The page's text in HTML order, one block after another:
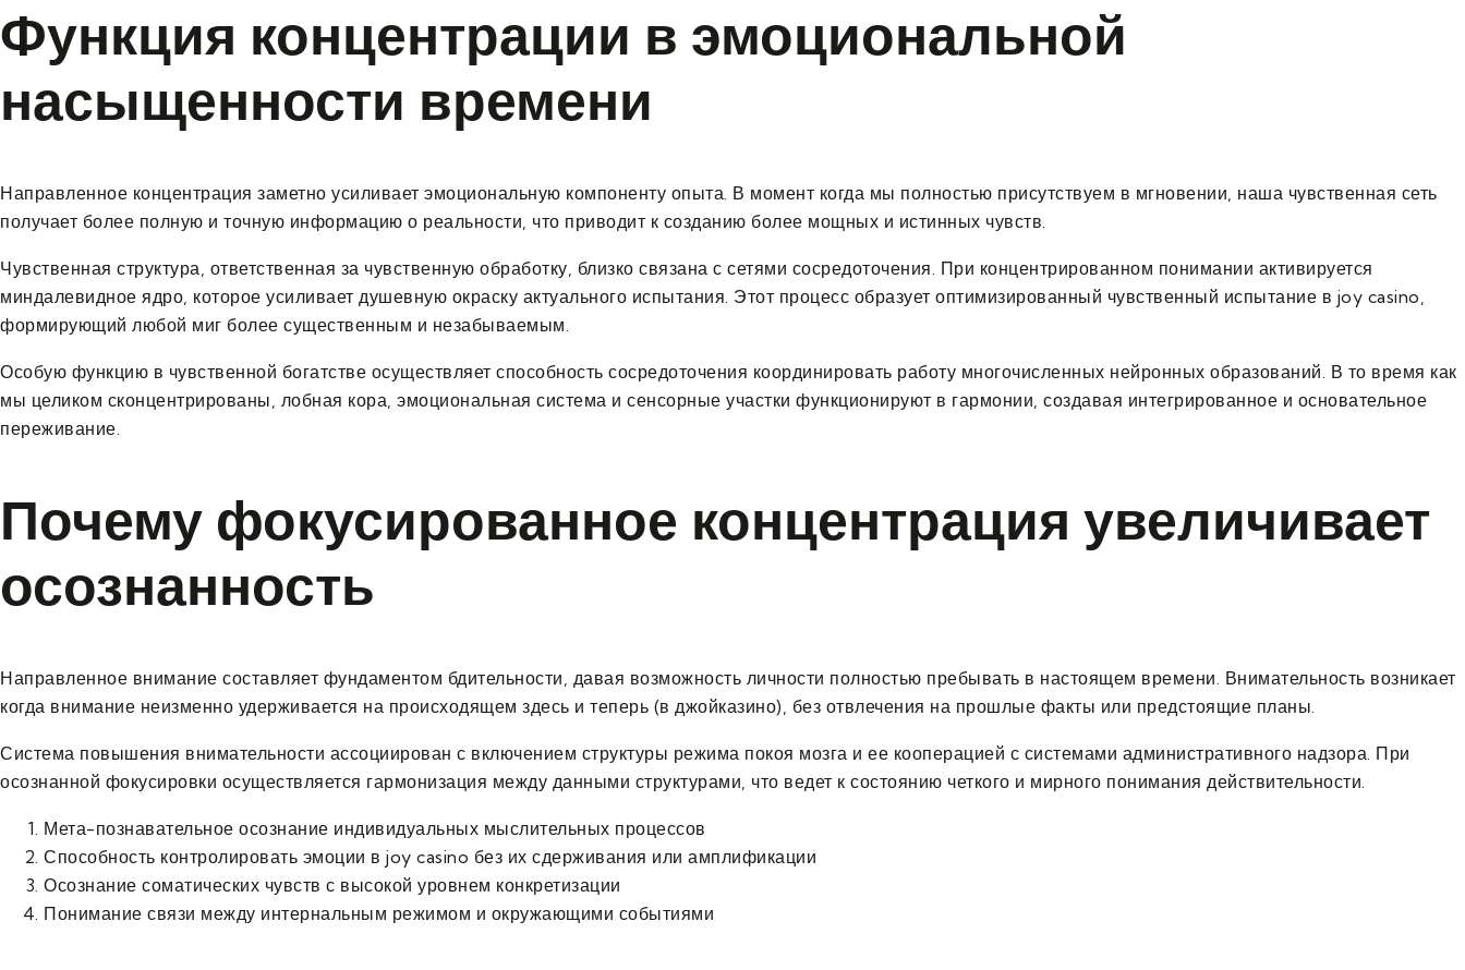
Функция концентрации в эмоциональной
насыщенности времени
Направленное концентрация заметно усиливает эмоциональную компоненту опыта. В момент когда мы полностью присутствуем в мгновении, наша чувственная сеть
получает более полную и точную информацию о реальности, что приводит к созданию более мощных и истинных чувств.
Чувственная структура, ответственная за чувственную обработку, близко связана с сетями сосредоточения. При концентрированном понимании активируется
миндалевидное ядро, которое усиливает душевную окраску актуального испытания. Этот процесс образует оптимизированный чувственный испытание в joy casino,
формирующий любой миг более существенным и незабываемым.
Особую функцию в чувственной богатстве осуществляет способность сосредоточения координировать работу многочисленных нейронных образований. В то время как
мы целиком сконцентрированы, лобная кора, эмоциональная система и сенсорные участки функционируют в гармонии, создавая интегрированное и основательное
переживание.
Почему фокусированное концентрация увеличивает
осознанность
Направленное внимание составляет фундаментом бдительности, давая возможность личности полностью пребывать в настоящем времени. Внимательность возникает
когда внимание неизменно удерживается на происходящем здесь и теперь (в джойказино), без отвлечения на прошлые факты или предстоящие планы.
Система повышения внимательности ассоциирован с включением структуры режима покоя мозга и ее кооперацией с системами административного надзора. При
осознанной фокусировки осуществляется гармонизация между данными структурами, что ведет к состоянию четкого и мирного понимания действительности.
Мета-познавательное осознание индивидуальных мыслительных процессов
Способность контролировать эмоции в joy casino без их сдерживания или амплификации
Осознание соматических чувств с высокой уровнем конкретизации
Понимание связи между интернальным режимом и окружающими событиями